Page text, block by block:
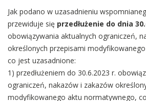
Jak podano w uzasadnieniu
przewiduje się przedłużenie do dnia
obowiązywania aktualnych ograniczeń,
określonych przepisami
co jest uzasadnione:
1) przedłużeniem do 30.6.2023 r.
ograniczeń, nakazów i zakazów
modyfikowanego aktu normatywnego,